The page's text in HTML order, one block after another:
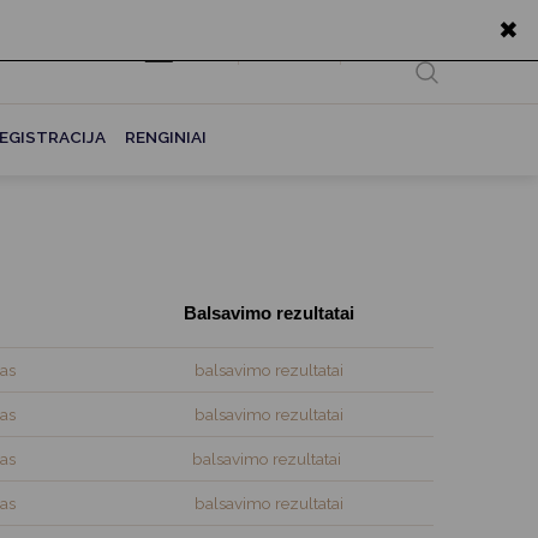
✖
RENGINIAI
Balsavimo rezultatai
balsavimo rezultatai
balsavimo rezultatai
balsavimo rezultatai
balsavimo rezultatai